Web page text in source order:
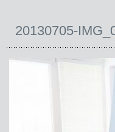
20130705-